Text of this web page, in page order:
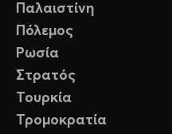
Παλαιστίνη
Πόλεμος
Ρωσία
Στρατός
Τουρκία
Τρομοκρατία